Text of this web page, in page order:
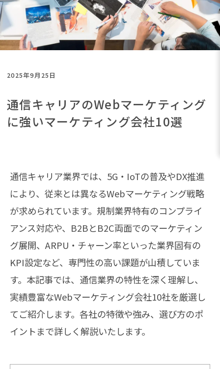
2025年9月25日
通信キャリアのWebマーケティング
に強いマーケティング会社10選
通信キャリア業界では、5G・IoTの普及やDX推進
により、従来とは異なるWebマーケティング戦略
が求められています。規制業界特有のコンプライ
アンス対応や、B2BとB2C両面でのマーケティン
グ展開、ARPU・チャーン率といった業界固有の
KPI設定など、専門性の高い課題が山積していま
す。本記事では、通信業界の特性を深く理解し、
実績豊富なWebマーケティング会社10社を厳選し
てご紹介します。各社の特徴や強み、選び方のポ
イントまで詳しく解説いたします。